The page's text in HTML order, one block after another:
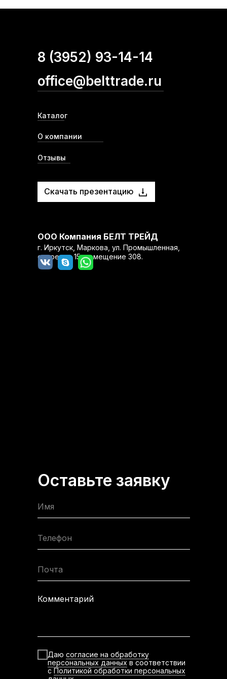
8 (3952) 93-14-14
office@belttrade.ru
г. Иркутск, Маркова, ул. Промышленная,
строение 15, помещение 308.
Оставьте заявку
Имя
Телефон
Почта
Комментарий
Даю согласие на обработку
персональных данных в соответствии
с Политикой обработки персональных
ООО Компания БЕЛТ ТРЕЙД
Каталог
О компании
Отзывы
Скачать презентацию